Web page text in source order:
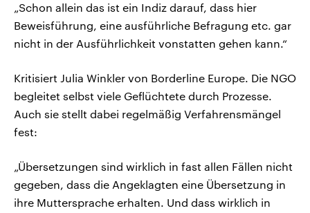
„Schon allein das ist ein Indiz darauf, dass hier
Beweisführung, eine ausführliche Befragung etc. gar
nicht in der Ausführlichkeit vonstatten gehen kann.“
Kritisiert Julia Winkler von Borderline Europe. Die NGO
begleitet selbst viele Geflüchtete durch Prozesse.
Auch sie stellt dabei regelmäßig Verfahrensmängel
fest:
„Übersetzungen sind wirklich in fast allen Fällen nicht
gegeben, dass die Angeklagten eine Übersetzung in
ihre Muttersprache erhalten. Und dass wirklich in